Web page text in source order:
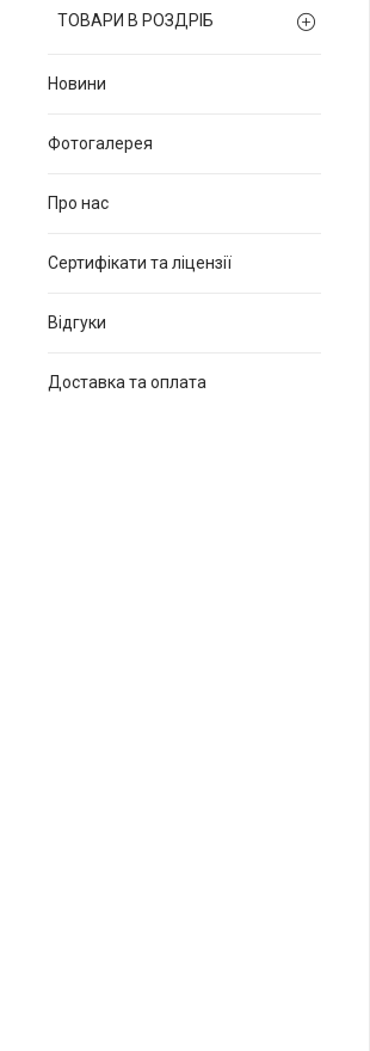
ТОВАРИ В РОЗДРІБ
Новини
Фотогалерея
Про нас
Сертифікати та ліцензії
Відгуки
Доставка та оплата